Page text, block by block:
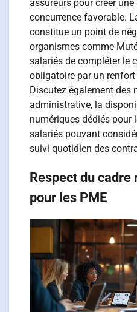
assureurs pour créer
concurrence favorable.
constitue un point de
organismes comme
salariés de compléter le
obligatoire par un
Discutez également des
administrative, la
numériques dédiés pour
salariés pouvant
suivi quotidien des
Respect du
pour les PME